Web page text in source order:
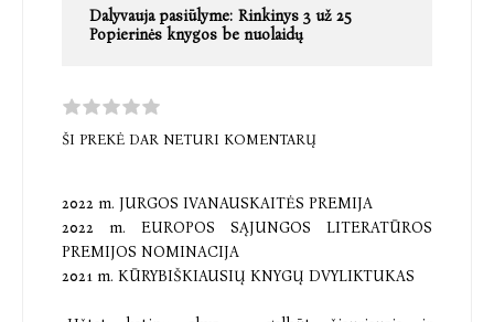
Dalyvauja pasiūlyme: Rinkinys 3 už 25
Popierinės knygos be nuolaidų
ŠI PREKĖ DAR NETURI KOMENTARŲ
2022 m. JURGOS IVANAUSKAITĖS PREMIJA
2022 m. EUROPOS SĄJUNGOS LITERATŪROS
PREMIJOS NOMINACIJA
2021 m. KŪRYBIŠKIAUSIŲ KNYGŲ DVYLIKTUKAS